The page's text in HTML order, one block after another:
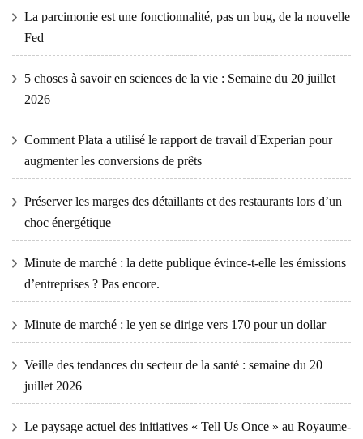
La parcimonie est une fonctionnalité, pas un bug, de la nouvelle
Fed
5 choses à savoir en sciences de la vie : Semaine du 20 juillet
2026
Comment Plata a utilisé le rapport de travail d'Experian pour
augmenter les conversions de prêts
Préserver les marges des détaillants et des restaurants lors d’un
choc énergétique
Minute de marché : la dette publique évince-t-elle les émissions
d’entreprises ? Pas encore.
Minute de marché : le yen se dirige vers 170 pour un dollar
Veille des tendances du secteur de la santé : semaine du 20
juillet 2026
Le paysage actuel des initiatives « Tell Us Once » au Royaume-